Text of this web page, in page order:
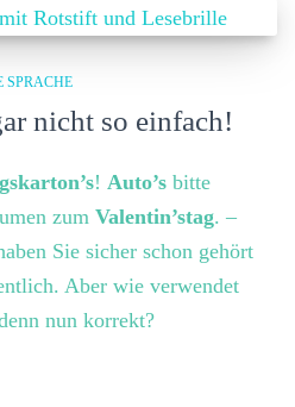
SPRACHE
nicht so einfach!
! Auto’s bitte
zum Valentin’stag. –
Sie sicher schon gehört
Aber wie verwendet
nun korrekt?